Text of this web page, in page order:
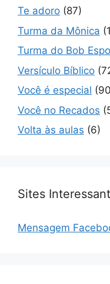
Te adoro (87)
Turma da Mônica
Turma do Bob
Versículo Bíblico
Você é especial
Você no Recados
Volta às aulas (6)
Sites
Mensagem